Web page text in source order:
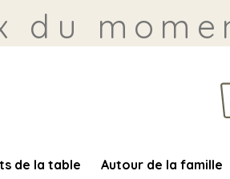
du
de la table Autour de la famille